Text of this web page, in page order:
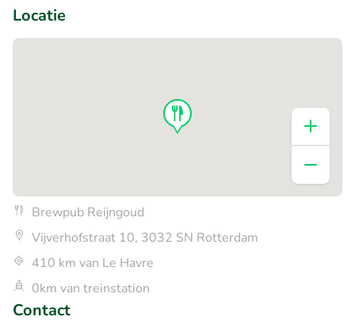
Locatie
Brewpub Reijngoud
Vijverhofstraat 10, 3032 SN Rotterdam
410 km van Le Havre
0km van treinstation
Contact